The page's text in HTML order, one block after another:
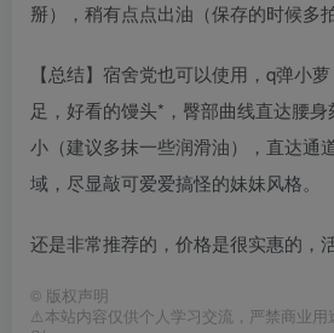
掰），稍有点点出油（保存的时候多
【总结】宿舍党也可以使用，q弹小
足，好看的馒头*，臀部曲线直达腰
小（建议多抹一些润滑油），直达通
域，尽显敲可爱爱搞怪的妹妹风格。
还是非常推荐的，价格是很实惠的，
© 版权声明
⚠️本站内容仅供个人学习交流，严禁商业用